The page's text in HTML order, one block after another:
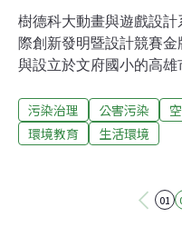
樹德科大動畫與遊戲設
際創新發明暨設計競賽
與設立於文府國小的高
局吳局長特別頒獎感謝
示，動遊系在學校資金挹
領域設計更活潑，也讓
污染治理 公害污染
環境教育
生活環境
01